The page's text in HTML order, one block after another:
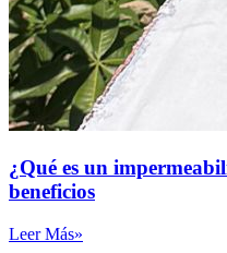
¿Qué es un
beneficios
Leer Más»